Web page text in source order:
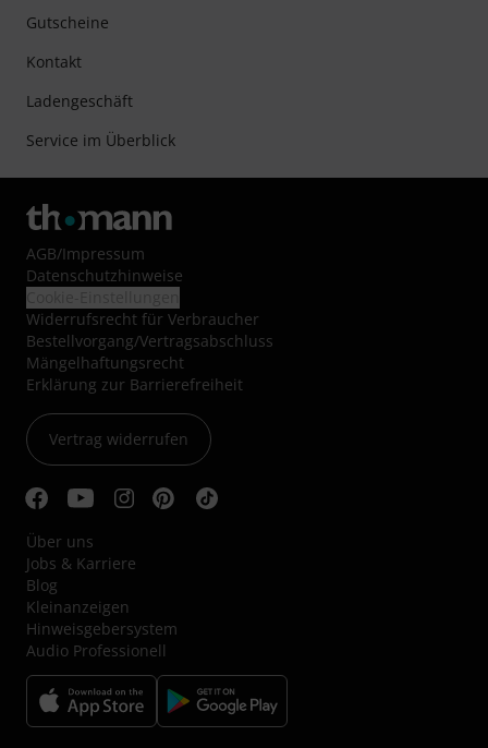
Gutscheine
Kontakt
Ladengeschäft
Service im Überblick
AGB/Impressum
Datenschutzhinweise
Widerrufsrecht für Verbraucher
Bestellvorgang/Vertragsabschluss
Mängelhaftungsrecht
Erklärung zur Barrierefreiheit
Vertrag widerrufen
Über uns
Jobs & Karriere
Blog
Kleinanzeigen
Hinweisgebersystem
Audio Professionell